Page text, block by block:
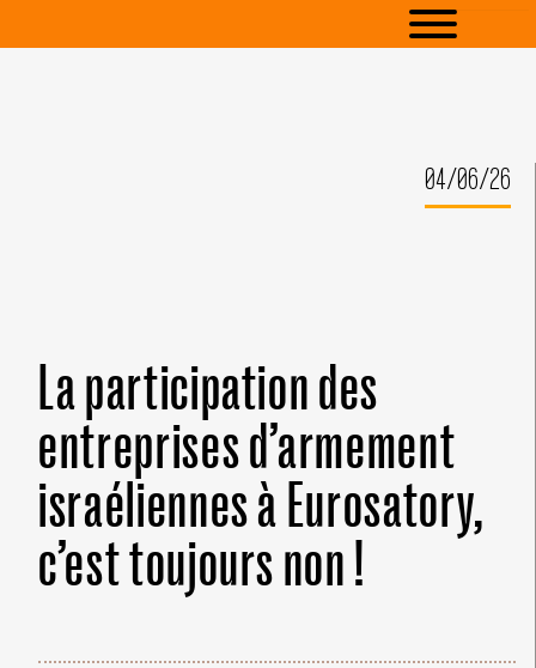
04/06/26
La participation des
entreprises d’armement
israéliennes à Eurosatory,
c’est toujours non !